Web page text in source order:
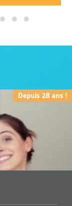
Depuis 28 ans !